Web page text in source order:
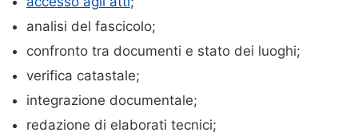
analisi del fascicolo;
confronto tra documenti e stato dei luoghi;
verifica catastale;
integrazione documentale;
redazione di elaborati tecnici;